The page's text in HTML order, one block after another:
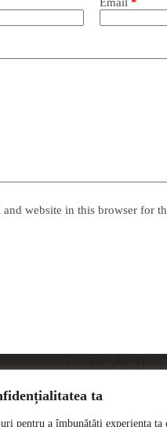
ta
pentru a îmbunătăți experiența ta
and website in this browser for